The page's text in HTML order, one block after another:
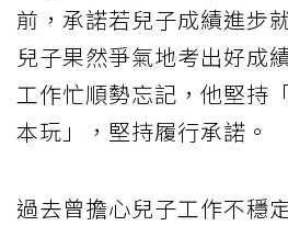
前，承諾若兒子成績進步
兒子果然爭氣地考出好成
工作忙順勢忘記，他堅持
本玩」，堅持履行承諾。
過去曾擔心兒子工作不穩